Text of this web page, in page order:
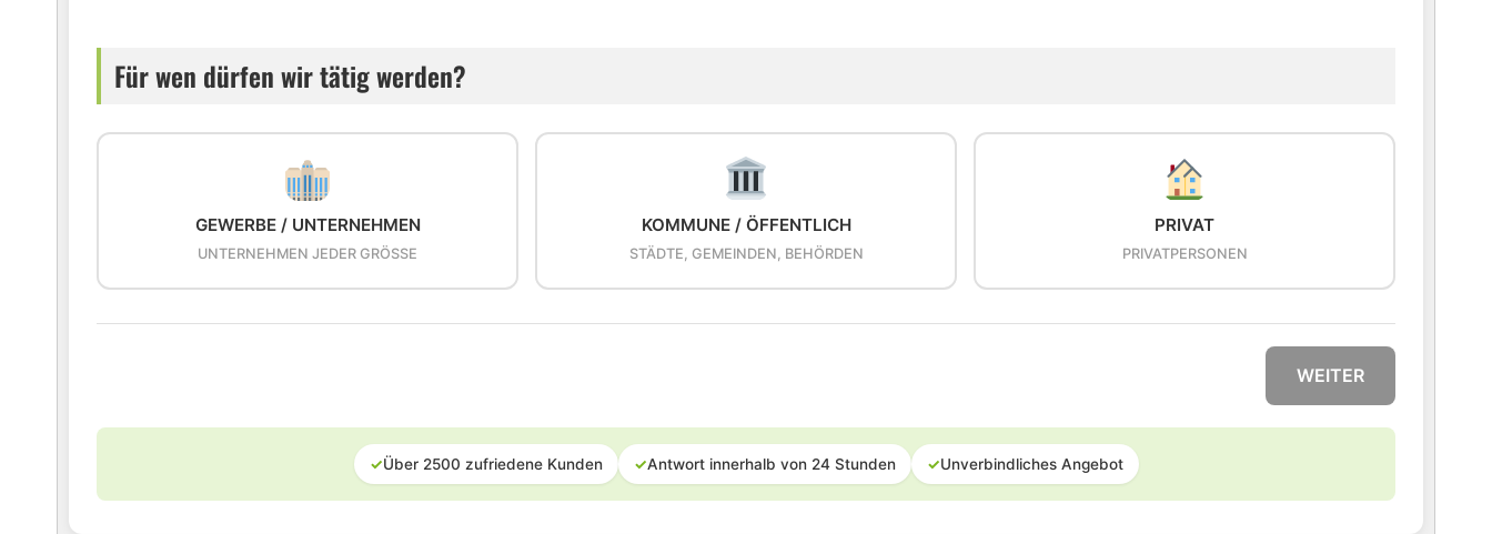
Für wen dürfen wir tätig werden?
GEWERBE / UNTERNEHMEN
UNTERNEHMEN JEDER GRÖSSE
KOMMUNE / ÖFFENTLICH
STÄDTE, GEMEINDEN, BEHÖRDEN
PRIVAT
PRIVATPERSONEN
WEITER
✓Über 2500 zufriedene Kunden ✓Antwort innerhalb von 24 Stunden ✓Unverbindliches Angebot